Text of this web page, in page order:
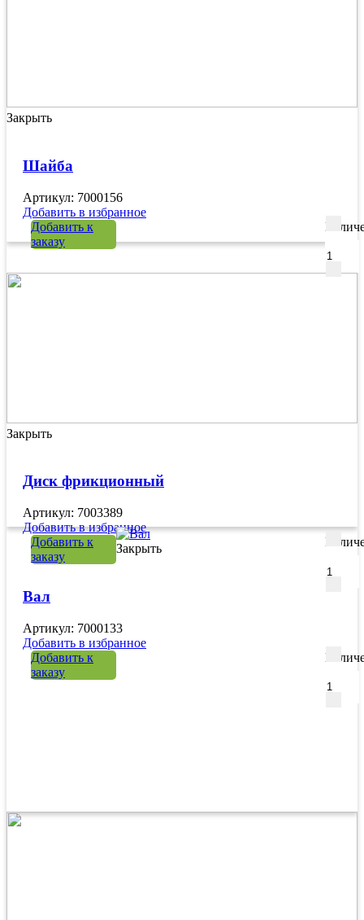
Закрыть
Шайба
Артикул: 7000156
Добавить в избранное
Добавить к
заказу
Закрыть
Диск фрикционный
Артикул: 7003389
Добавить в избранное
Добавить к
заказу
Закрыть
Вал
Артикул: 7000133
Добавить в избранное
Добавить к
заказу